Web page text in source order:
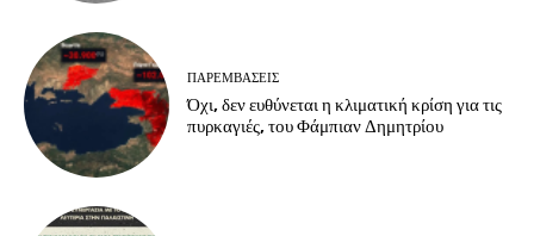
ΠΑΡΕΜΒΑΣΕΙΣ
Όχι, δεν ευθύνεται η κλιματική κρίση για τις
πυρκαγιές, του Φάμπιαν Δημητρίου